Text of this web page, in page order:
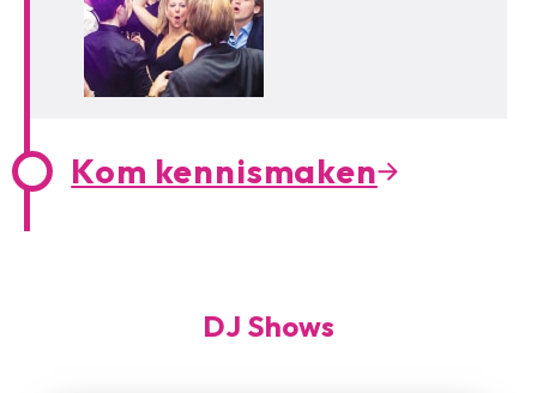
Kom kennismaken
DJ Shows